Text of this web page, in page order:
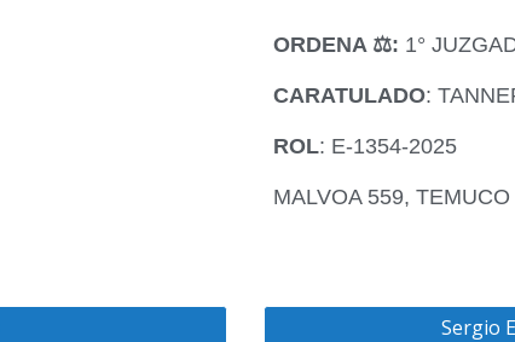
ORDENA ‍⚖️: 1°
CARATULADO:
ROL: E-1354-2025
MALVOA 559, TEMUCO
Sergio